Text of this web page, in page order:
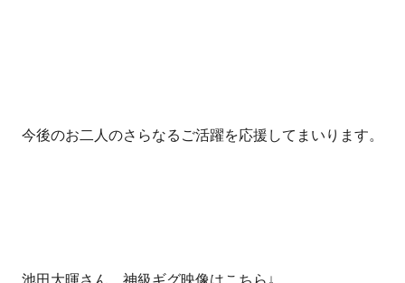
今後のお二人のさらなるご活躍を応援してまいります。